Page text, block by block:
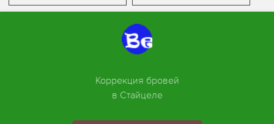
Коррекция бровей
в Стайцеле